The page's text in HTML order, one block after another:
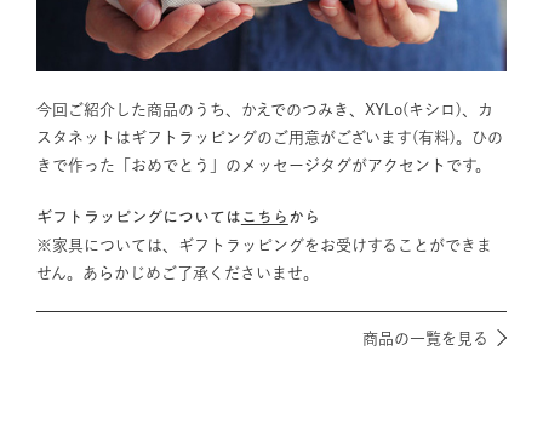
今回ご紹介した商品のうち、かえでのつみき、XYLo(キシロ)、カ
スタネットはギフトラッピングのご用意がございます(有料)。ひの
きで作った「おめでとう」のメッセージタグがアクセントです。
ギフトラッピングについては こちら から
※家具については、ギフトラッピングをお受けすることができま
せん。あらかじめご了承くださいませ。
商品の一覧を見る